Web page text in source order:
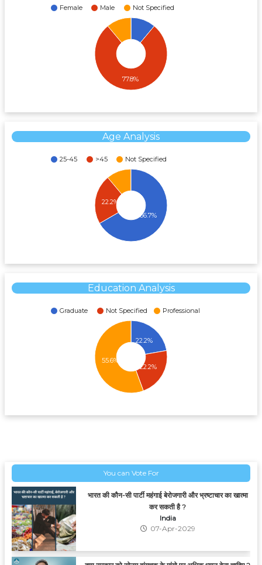
Female Male Not Specified
77.8%
Age Analysis
25-45 >45 Not Specified
22.2%
66.7%
Education Analysis
Graduate Not Specified Professional
22.2%
22.2%
55.6%
You can Vote For
भारत की कौन-सी पार्टी महंगाई बेरोजगारी और भ्रष्टाचार का खात्मा
कर सकती है ?
India
07-Apr-2029